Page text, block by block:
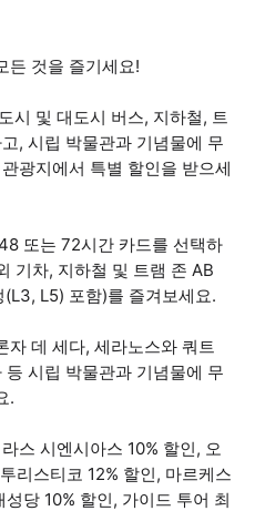
든 것을 즐기세요!
시 및 대도시 버스, 지하철, 트
, 시립 박물관과 기념물에 무
광지에서 특별 할인을 받으세
또는 72시간 카드를 선택하
기차, 지하철 및 트램 존 AB
L5) 포함)를 즐겨보세요.
자 데 세다, 세라노스와 쿼트
시립 박물관과 기념물에 무
.
스 시엔시아스 10% 할인, 오
리스티코 12% 할인, 마르케스
당 10% 할인, 가이드 투어 최